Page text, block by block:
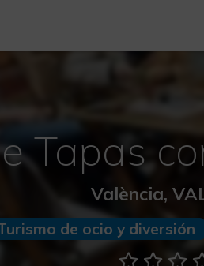
Tapas
València,
de ocio y diversión